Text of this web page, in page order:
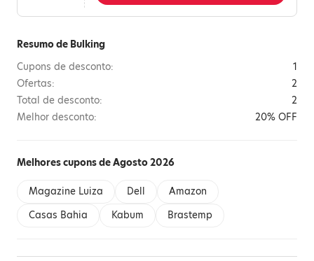
Resumo de Bulking
Cupons de desconto:
1
Ofertas:
2
Total de desconto:
2
Melhor desconto:
20% OFF
Melhores cupons de Agosto 2026
Magazine Luiza Dell
Amazon
Casas Bahia
Kabum Brastemp